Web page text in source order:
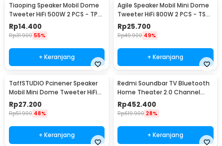
Tiaoping Speaker Mobil Dome
Tweeter HiFi 500W 2 PCS - TP-
005A
Rp14.400
Rp31.900 55%
+ Keranjang
Agile Speaker Mobil Mini Dome
Tweeter HiFi 800W 2 PCS - TS-
T120
Rp25.700
Rp49.900 49%
+ Keranjang
TaffSTUDIO Pcinener Speaker
Mobil Mini Dome Tweeter HiFi
140W 2 PCS - TS-T280
Rp27.200
Rp51.900 48%
+ Keranjang
Redmi Soundbar TV Bluetooth
Home Theater 2.0 Channel
Stereo AUX 30W - MDZ-34-DA
Rp452.400
Rp619.900 28%
+ Keranjang